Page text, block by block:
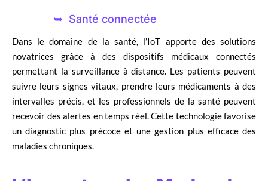
Santé connectée
Dans le domaine de la santé, l’IoT apporte des solutions
novatrices grâce à des dispositifs médicaux connectés
permettant la surveillance à distance. Les patients peuvent
suivre leurs signes vitaux, prendre leurs médicaments à des
intervalles précis, et les professionnels de la santé peuvent
recevoir des alertes en temps réel. Cette technologie favorise
un diagnostic plus précoce et une gestion plus efficace des
maladies chroniques.